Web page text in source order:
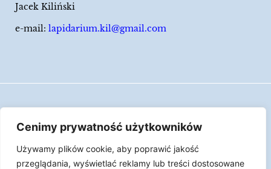
Cenimy prywatność użytkowników
Używamy plików cookie, aby poprawić jakość
przeglądania, wyświetlać reklamy lub treści dostosowane
Jacek Kiliński
e-mail: lapidarium.kil@gmail.com
Polityka Cookies
LAPIDARIUM Jacka Kilińskiego | Człowiek jest